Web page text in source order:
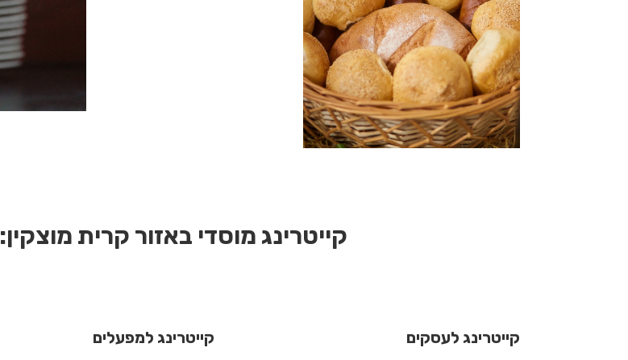
קייטרינג מוסדי באזור קרית מוצקין:
קייטרינג למפעלים קייטרינג לעסקים